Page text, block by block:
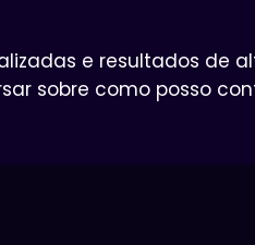
e resultados de
sobre como posso